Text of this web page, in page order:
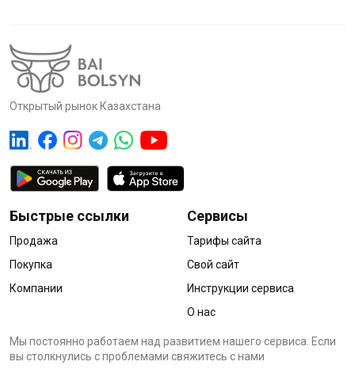
Открытый рынок Казахстана
Быстрые ссылки
Продажа
Покупка
Компании
Сервисы
Тарифы сайта
Свой сайт
Инструкции сервиса
О нас
Мы постоянно работаем над развитием нашего сервиса. Если
вы столкнулись с проблемами cвяжитесь с нами